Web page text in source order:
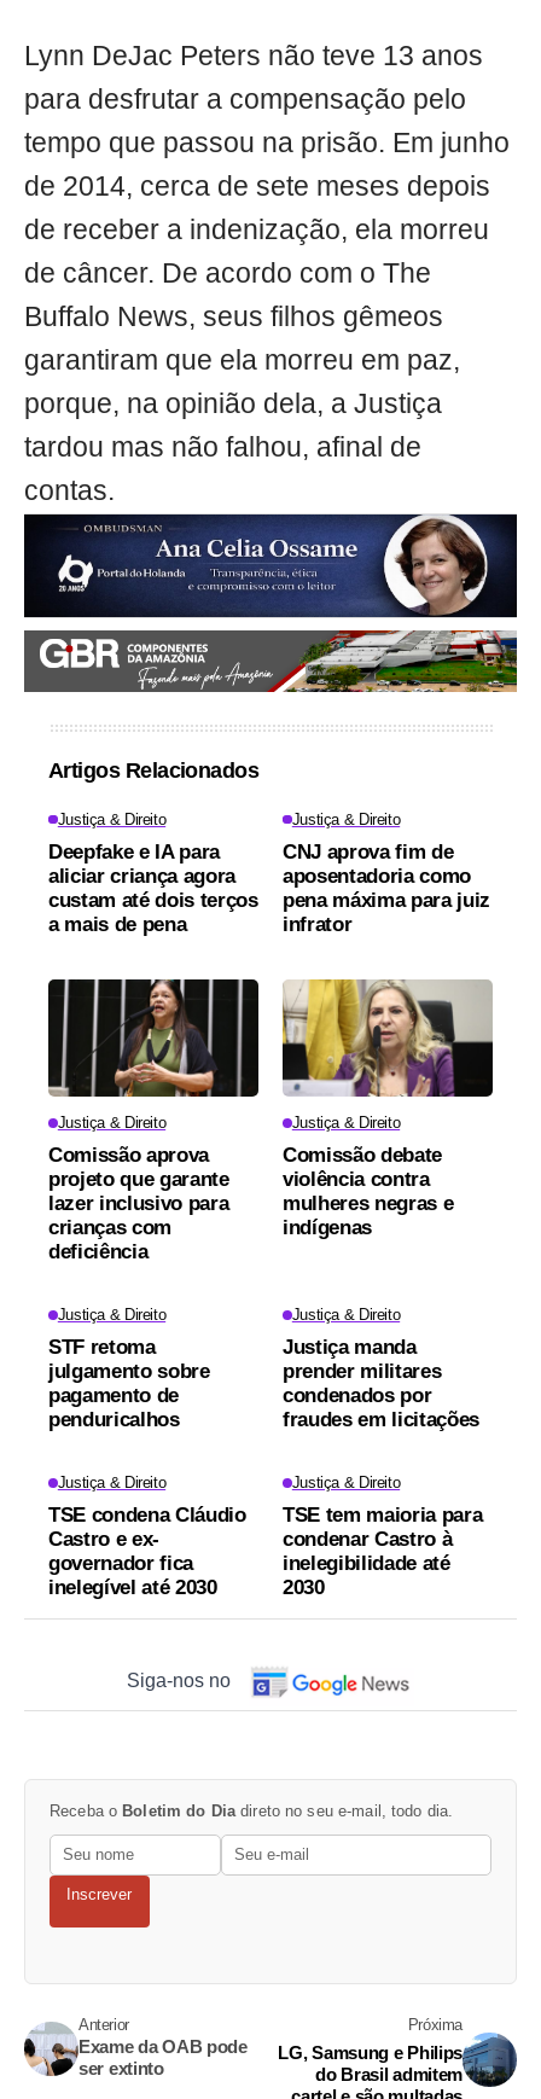
Lynn DeJac Peters não teve 13 anos
para desfrutar a compensação pelo
tempo que passou na prisão. Em junho
de 2014, cerca de sete meses depois
de receber a indenização, ela morreu
de câncer. De acordo com o The
Buffalo News, seus filhos gêmeos
garantiram que ela morreu em paz,
porque, na opinião dela, a Justiça
tardou mas não falhou, afinal de
contas.
Artigos Relacionados
Justiça & Direito
Deepfake e IA para
aliciar criança agora
custam até dois terços
a mais de pena
Justiça & Direito
CNJ aprova fim de
aposentadoria como
pena máxima para juiz
infrator
Justiça & Direito
Comissão aprova
projeto que garante
lazer inclusivo para
crianças com
deficiência
Justiça & Direito
Comissão debate
violência contra
mulheres negras e
indígenas
Justiça & Direito
STF retoma
julgamento sobre
pagamento de
penduricalhos
Justiça & Direito
Justiça manda
prender militares
condenados por
fraudes em licitações
Justiça & Direito
TSE condena Cláudio
Castro e ex-
governador fica
inelegível até 2030
Justiça & Direito
TSE tem maioria para
condenar Castro à
inelegibilidade até
2030
Siga-nos no
Receba o Boletim do Diadireto no seu e-mail, todo dia.
Inscrever
Anterior
Exame da OAB pode
ser extinto
Próxima
LG, Samsung e Philips
do Brasil admitem